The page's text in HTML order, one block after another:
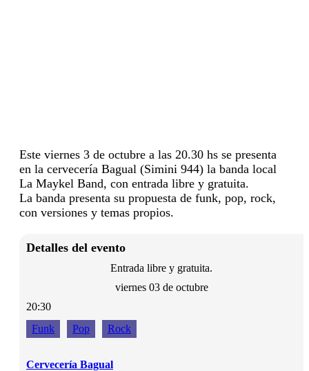
Este viernes 3 de octubre a las 20.30 hs se presenta
en la cervecería Bagual (Simini 944) la banda local
La Maykel Band, con entrada libre y gratuita.
La banda presenta su propuesta de funk, pop, rock,
con versiones y temas propios.
Detalles del evento
Entrada libre y gratuita.
viernes 03 de octubre
20:30
Funk
Pop Rock
Cervecería Bagual